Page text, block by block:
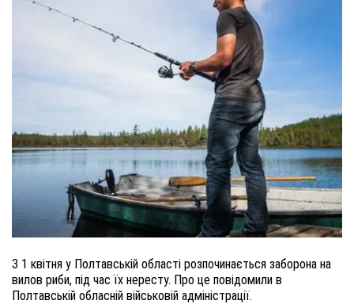
З 1 квітня у Полтавській області розпочинається заборона на
вилов риби, під час їх нересту. Про це повідомили в
Полтавській обласній військовій адміністрації.